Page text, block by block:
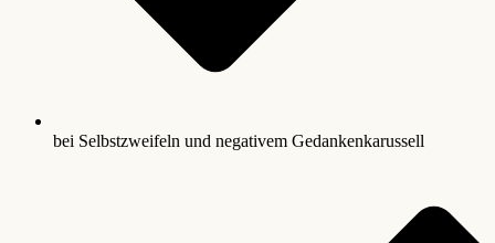
bei Selbstzweifeln und negativem Gedankenkarussell